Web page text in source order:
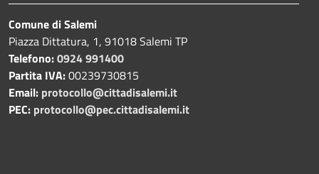
Comune di Salemi
Piazza Dittatura, 1, 91018 Salemi TP
Telefono:0924 991400
Partita IVA:00239730815
Email: protocollo@cittadisalemi.it
PEC: protocollo@pec.cittadisalemi.it